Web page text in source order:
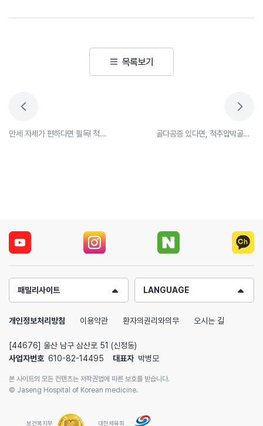
만세 자세가 편하다면 필독! 척추 건강을 위한 올바른 수면 자세
목록보기
골다공증 있다면, 척추압박골절을 주의하세요!
패밀리사이트 LANGUAGE
개인정보처리방침 이용약관 환자의권리와의무 오시는 길
[44676] 울산 남구 삼산로 51 (신정동)
사업자번호 610-82-14495 대표자 박병모
본 사이트의 모든 컨텐츠는 저작권법에 따른 보호를 받습니다.
© Jaseng Hospital of Korean medicine.
보건복지부 대한체육회